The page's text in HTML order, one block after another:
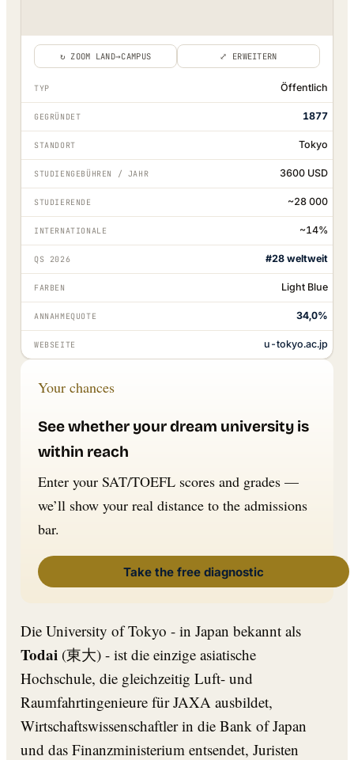
↻ ZOOM LAND→CAMPUS ⤢ ERWEITERN
TYP Öffentlich
GEGRÜNDET 1877
STANDORT Tokyo
STUDIENGEBÜHREN / JAHR 3600 USD
STUDIERENDE ~28 000
INTERNATIONALE ~14%
QS 2026 #28 weltweit
FARBEN Light Blue
ANNAHMEQUOTE 34,0%
WEBSEITE u-tokyo.ac.jp
Your chances
See whether your dream university is
within reach
Enter your SAT/TOEFL scores and grades —
we’ll show your real distance to the admissions
bar.
Take the free diagnostic
Die University of Tokyo - in Japan bekannt als
Todai (東大) - ist die einzige asiatische
Hochschule, die gleichzeitig Luft- und
Raumfahrtingenieure für JAXA ausbildet,
Wirtschaftswissenschaftler in die Bank of Japan
und das Finanzministerium entsendet, Juristen